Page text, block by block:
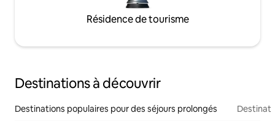
Résidence de tourisme
Destinations à découvrir
Destinations populaires pour des séjours prolongés